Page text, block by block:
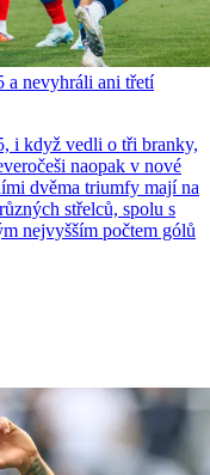
a nevyhráli ani třetí
i když vedli o tři branky,
naopak v nové
dvěma triumfy mají na
střelců, spolu s
nejvyšším počtem gólů